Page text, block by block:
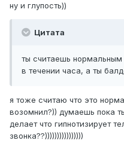
ну и глупость))
Цитата
ты считаешь нормальным
в течении часа, а ты
я тоже считаю что это
возомнил?)) думаешь пока
делает что гипнотизирует
звонка??))))))))))))))))